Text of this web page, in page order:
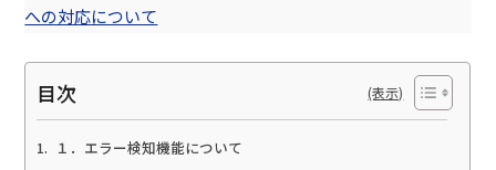
への対応について
目次
１．エラー検知機能について